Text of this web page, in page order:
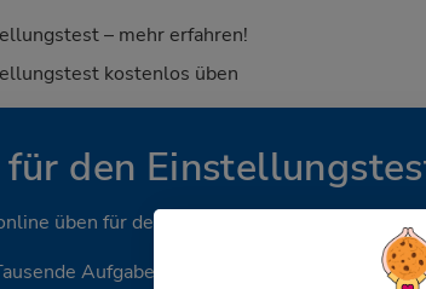
– mehr erfahren!
kostenlos üben
den
üben für deinen Beruf.
Aufgaben